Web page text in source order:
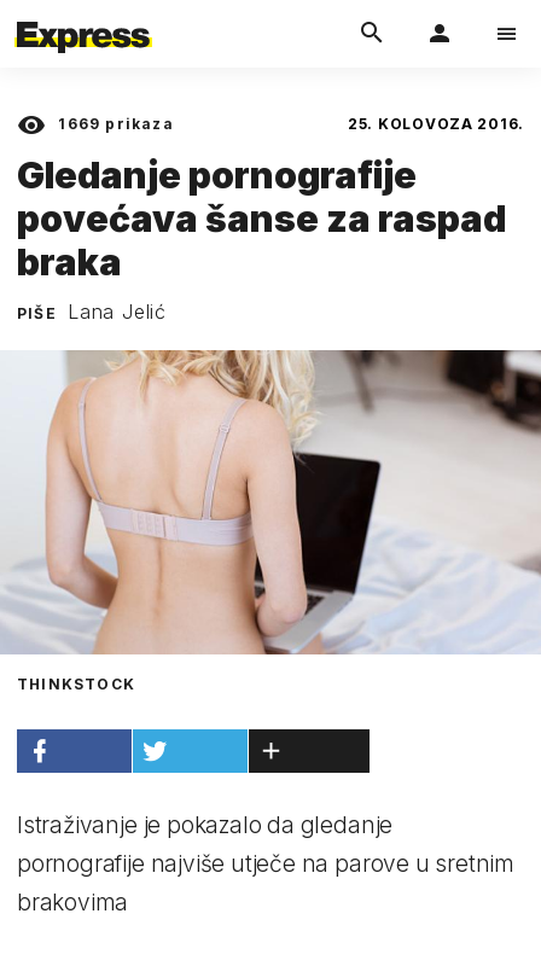
1669 prikaza 25. KOLOVOZA 2016.
Gledanje pornografije
povećava šanse za raspad
braka
PIŠE Lana Jelić
THINKSTOCK
Istraživanje je pokazalo da gledanje
pornografije najviše utječe na parove u sretnim
brakovima